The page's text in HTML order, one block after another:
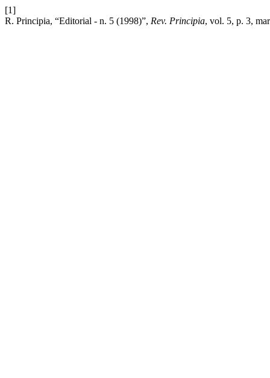
[1]
R. Principia, “Editorial - n. 5 (1998)”, Rev. Principia, vol. 5, p. 3,